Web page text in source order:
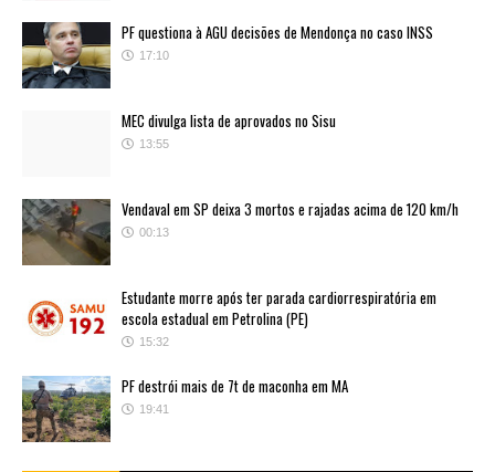
PF questiona à AGU decisões de Mendonça no caso INSS
17:10
MEC divulga lista de aprovados no Sisu
13:55
Vendaval em SP deixa 3 mortos e rajadas acima de 120 km/h
00:13
Estudante morre após ter parada cardiorrespiratória em
escola estadual em Petrolina (PE)
15:32
PF destrói mais de 7t de maconha em MA
19:41